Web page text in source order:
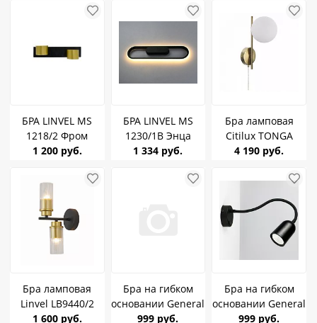
БРА LINVEL MS
1218/2 Фром
черный/золото
1 200 руб.
БРА LINVEL MS
1230/1B Энца
черный 23W
1 334 руб.
Бра ламповая
Citilux TONGA
CL212313 G9*1 с
4 190 руб.
Бра ламповая
Linvel LB9440/2
Прин черный/
1 600 руб.
Бра на гибком
основании General
GWL-M-IP20
999 руб.
Бра на гибком
основании General
GWL-M-IP20
999 руб.